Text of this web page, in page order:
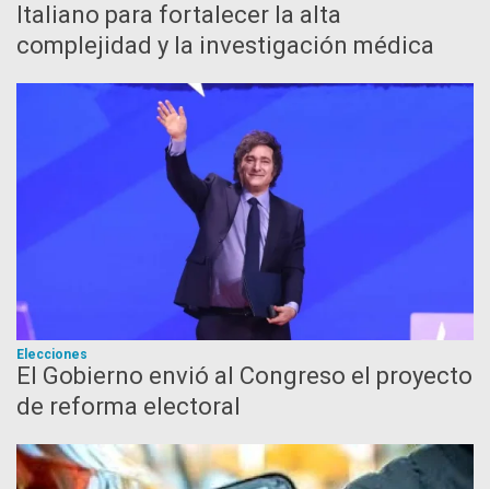
Italiano para fortalecer la alta
complejidad y la investigación médica
Elecciones
El Gobierno envió al Congreso el proyecto
de reforma electoral